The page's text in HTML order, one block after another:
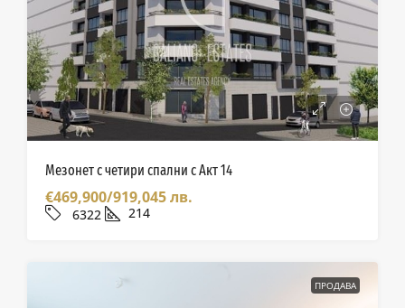
Мезонет с четири спални с Акт 14
€469,900/919,045 лв.
6322 214
ПРОДАВА